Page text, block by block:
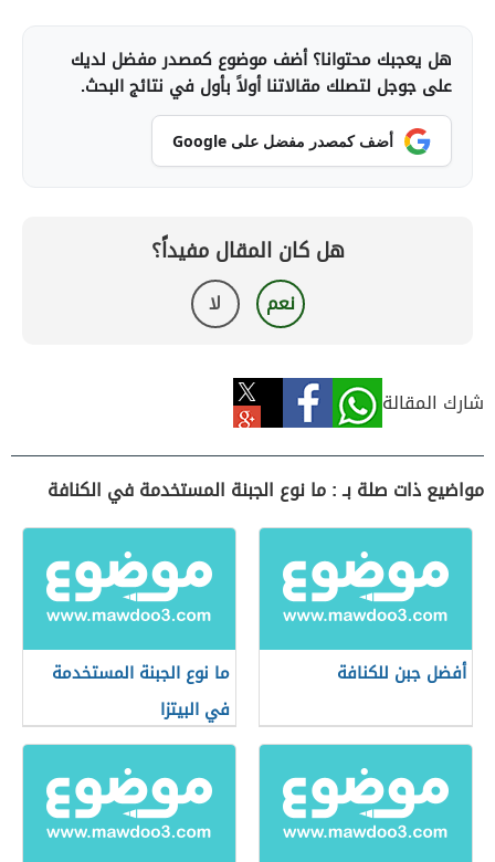
هل يعجبك محتوانا؟ أضف موضوع كمصدر مفضل لديك
على جوجل لتصلك مقالاتنا أولاً بأول في نتائج البحث.
أضف كمصدر مفضل على Google
هل كان المقال مفيداً؟
نعم لا
شارك المقالة
مواضيع ذات صلة بـ : ما نوع الجبنة المستخدمة في الكنافة
أفضل جبن للكنافة
ما نوع الجبنة المستخدمة
في البيتزا